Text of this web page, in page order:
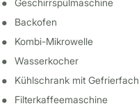
Geschirrspülmaschine
Backofen
Kombi-Mikrowelle
Wasserkocher
Kühlschrank mit Gefrierfach
Filterkaffeemaschine